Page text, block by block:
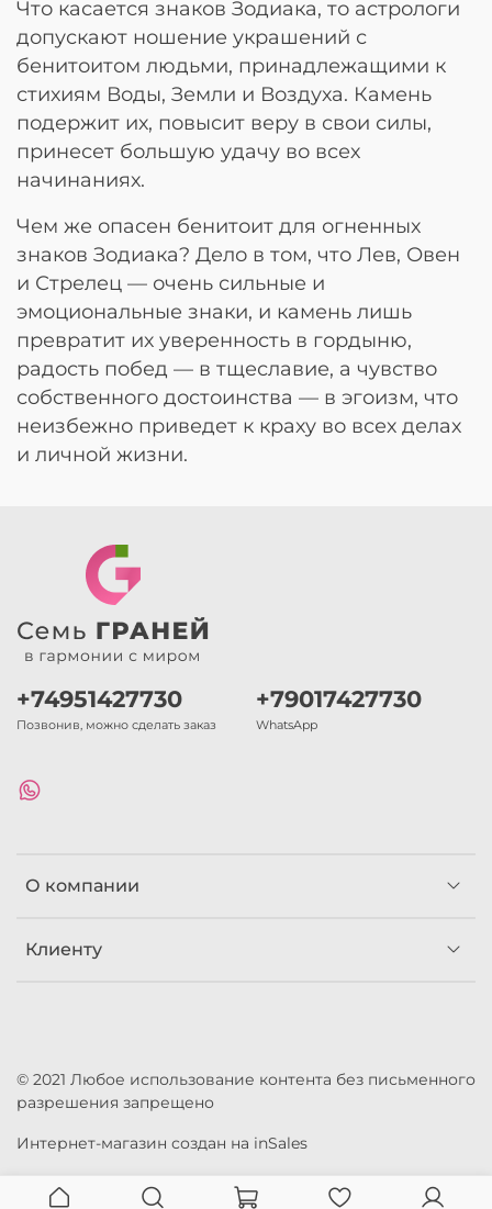
Что касается знаков Зодиака, то астрологи
допускают ношение украшений с
бенитоитом людьми, принадлежащими к
стихиям Воды, Земли и Воздуха. Камень
подержит их, повысит веру в свои силы,
принесет большую удачу во всех
начинаниях.
Чем же опасен бенитоит для огненных
знаков Зодиака? Дело в том, что Лев, Овен
и Стрелец — очень сильные и
эмоциональные знаки, и камень лишь
превратит их уверенность в гордыню,
радость побед — в тщеславие, а чувство
собственного достоинства — в эгоизм, что
неизбежно приведет к краху во всех делах
и личной жизни.
О компании
Клиенту
+74951427730
Позвонив, можно сделать заказ
+79017427730
WhatsApp
© 2021 Любое использование контента без письменного
разрешения запрещено
Интернет-магазин создан на inSales